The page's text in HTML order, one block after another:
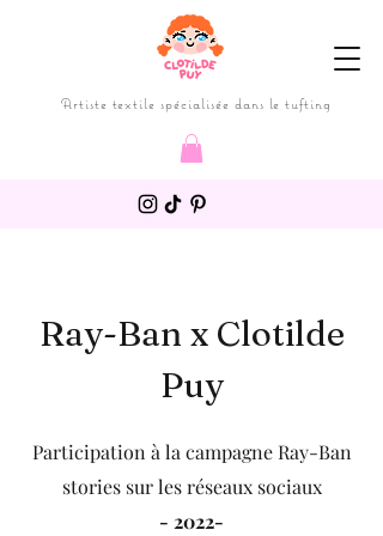
Artiste textile spécialisée dans le tufting
Ray-Ban x Clotilde
Puy
Participation à la campagne Ray-Ban
stories sur les réseaux sociaux
- 2022-